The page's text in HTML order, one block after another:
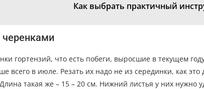
Как выбрать практичный
гортензий, что есть побеги, выросшие в текущем
всего в июле. Резать их надо не из серединки, как
такая же – 15 – 20 см. Нижний листья у них нужно